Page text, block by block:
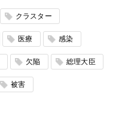
クラスター
医療 感染
欠陥 総理大臣
被害